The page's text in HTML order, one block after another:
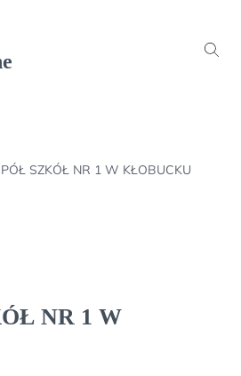
SZKÓŁ NR 1 W KŁOBUCKU
NR 1 W